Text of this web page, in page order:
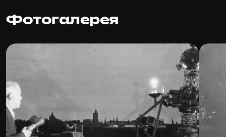
Фотогалерея